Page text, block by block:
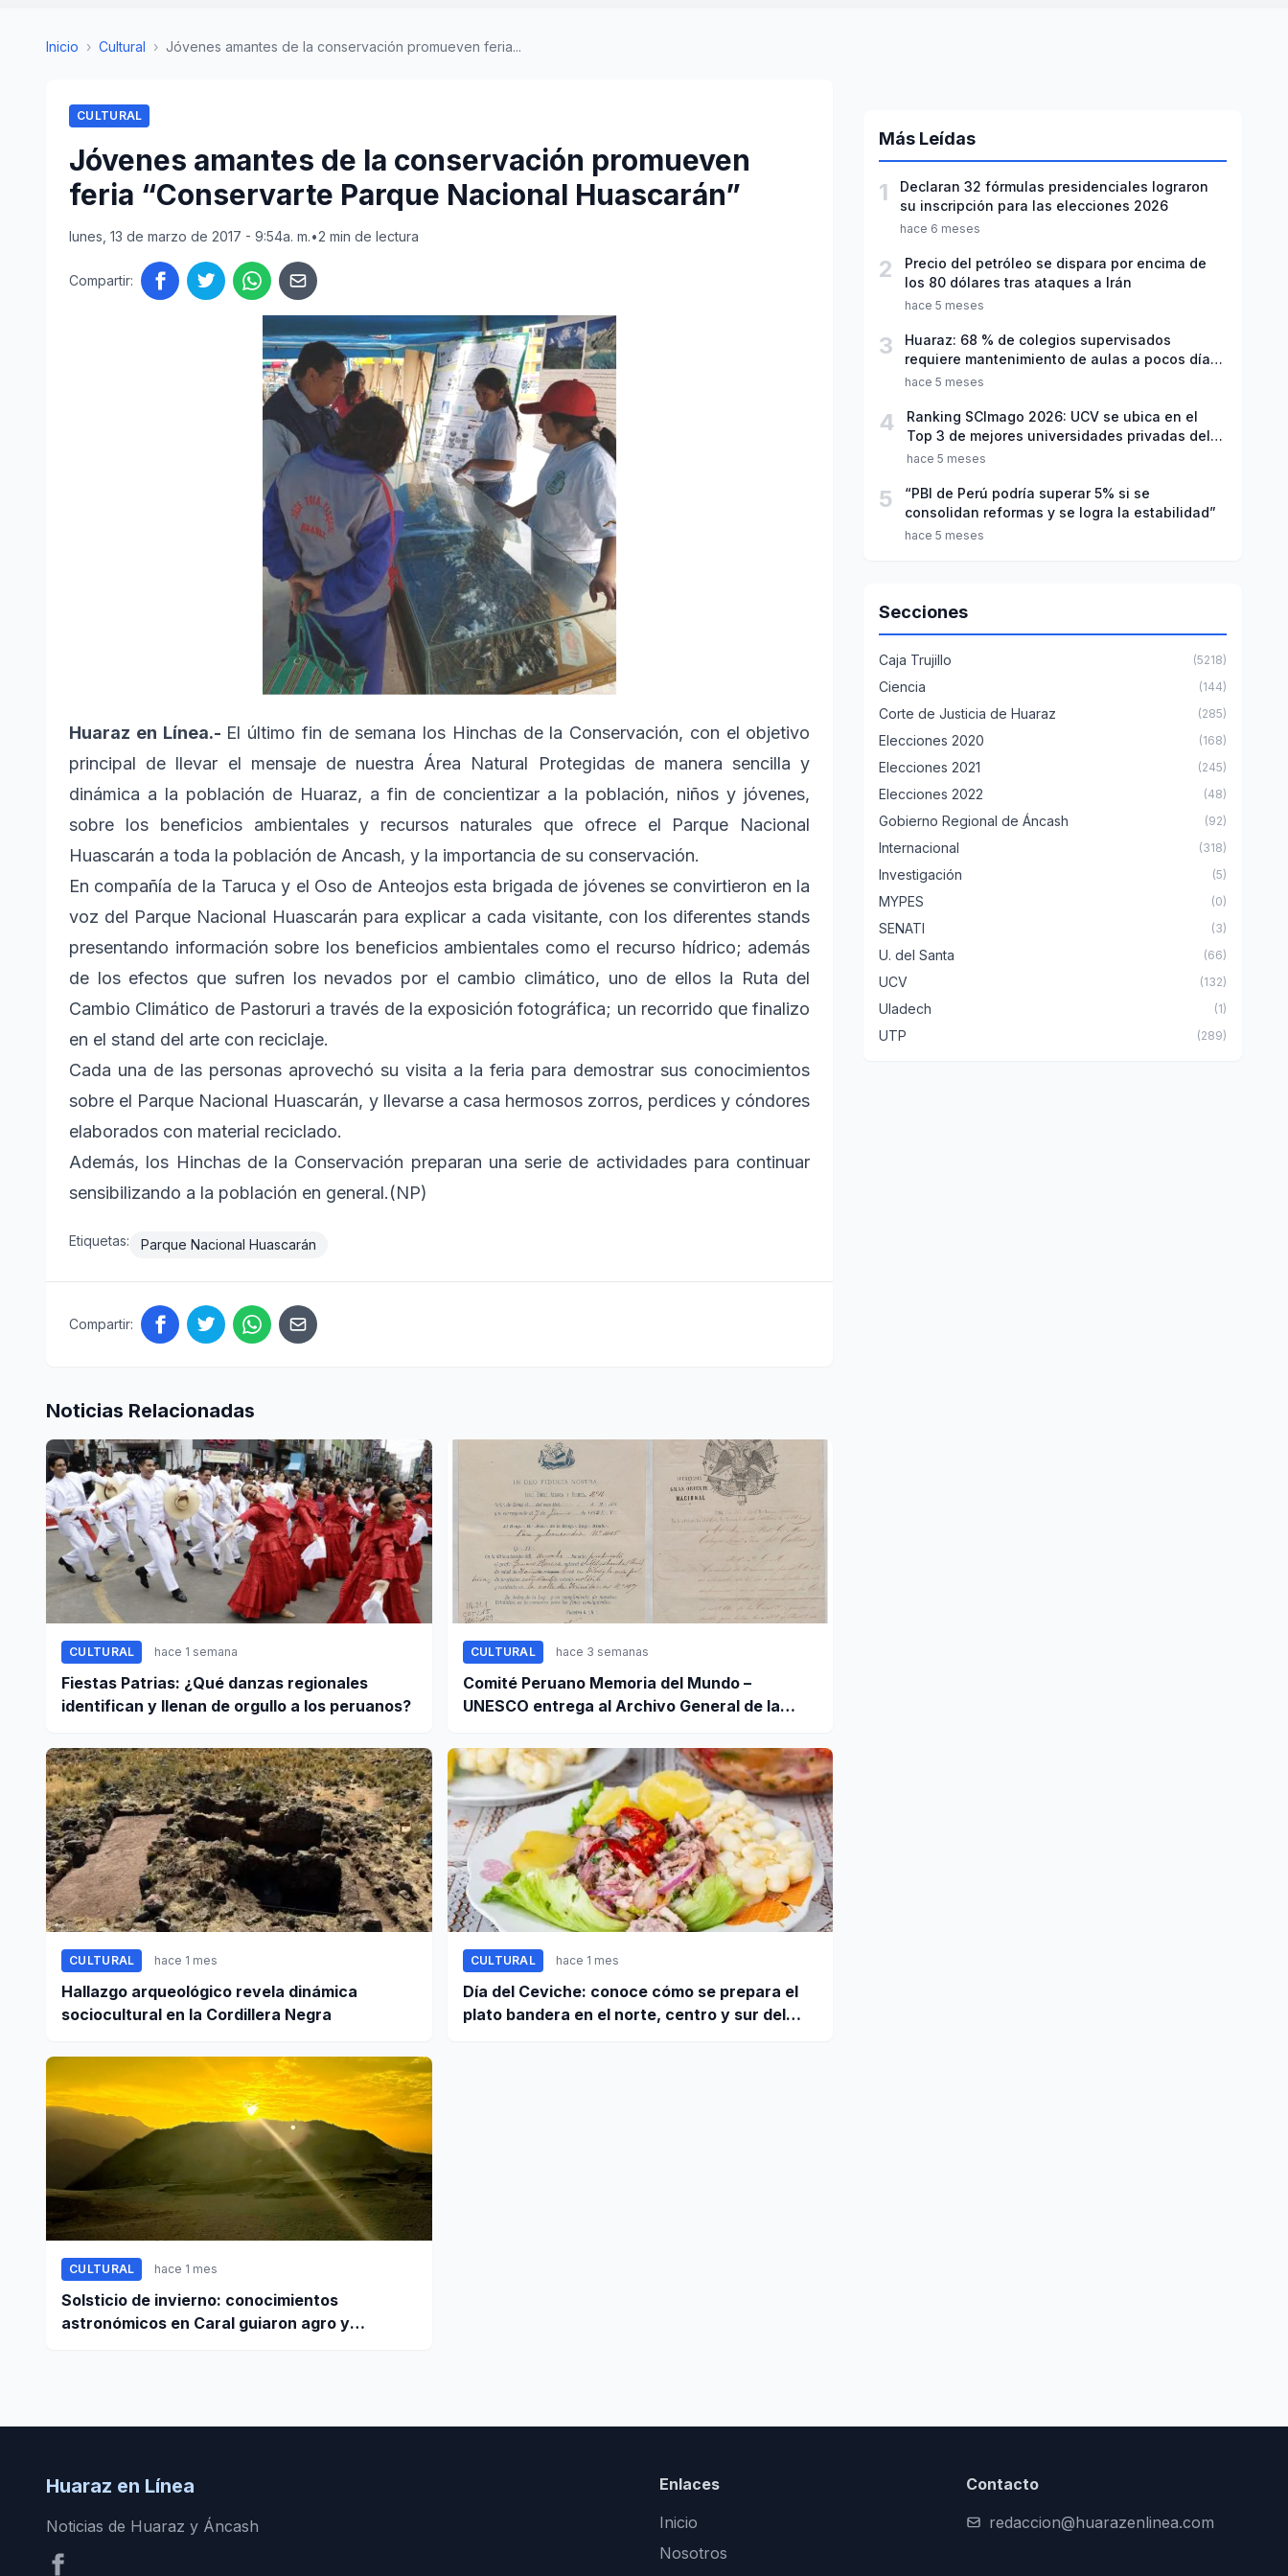
Inicio › Cultural › Jóvenes amantes de la conservación promueven feria...
CULTURAL
Jóvenes amantes de la conservación promueven
feria “Conservarte Parque Nacional Huascarán”
lunes, 13 de marzo de 2017 - 9:54a. m.•2 min de lectura
Compartir:
Huaraz en Línea.- El último fin de semana los Hinchas de la Conservación, con el objetivo
principal de llevar el mensaje de nuestra Área Natural Protegidas de manera sencilla y
dinámica a la población de Huaraz, a fin de concientizar a la población, niños y jóvenes,
sobre los beneficios ambientales y recursos naturales que ofrece el Parque Nacional
Huascarán a toda la población de Ancash, y la importancia de su conservación.
En compañía de la Taruca y el Oso de Anteojos esta brigada de jóvenes se convirtieron en la
voz del Parque Nacional Huascarán para explicar a cada visitante, con los diferentes stands
presentando información sobre los beneficios ambientales como el recurso hídrico; además
de los efectos que sufren los nevados por el cambio climático, uno de ellos la Ruta del
Cambio Climático de Pastoruri a través de la exposición fotográfica; un recorrido que finalizo
en el stand del arte con reciclaje.
Cada una de las personas aprovechó su visita a la feria para demostrar sus conocimientos
sobre el Parque Nacional Huascarán, y llevarse a casa hermosos zorros, perdices y cóndores
elaborados con material reciclado.
Además, los Hinchas de la Conservación preparan una serie de actividades para continuar
sensibilizando a la población en general.(NP)
Etiquetas: Parque Nacional Huascarán
Compartir:
Noticias Relacionadas
CULTURAL hace 1 semana
Fiestas Patrias: ¿Qué danzas regionales
identifican y llenan de orgullo a los peruanos?
CULTURAL hace 3 semanas
Comité Peruano Memoria del Mundo –
UNESCO entrega al Archivo General de la
patrimonios documentales
CULTURAL hace 1 mes
Hallazgo arqueológico revela dinámica
sociocultural en la Cordillera Negra
CULTURAL hace 1 mes
Día del Ceviche: conoce cómo se prepara el
plato bandera en el norte, centro y sur del
CULTURAL hace 1 mes
Solsticio de invierno: conocimientos
astronómicos en Caral guiaron agro y
Más Leídas
1
Declaran 32 fórmulas presidenciales lograron
su inscripción para las elecciones 2026
hace 6 meses
2
Precio del petróleo se dispara por encima de
los 80 dólares tras ataques a Irán
hace 5 meses
3
Huaraz: 68 % de colegios supervisados
requiere mantenimiento de aulas a pocos días
de inicio del año escolar 2026
hace 5 meses
4
Ranking SCImago 2026: UCV se ubica en el
Top 3 de mejores universidades privadas del
Perú
hace 5 meses
5
“PBI de Perú podría superar 5% si se
consolidan reformas y se logra la estabilidad”
hace 5 meses
Secciones
Caja Trujillo (5218)
Ciencia (144)
Corte de Justicia de Huaraz (285)
Elecciones 2020 (168)
Elecciones 2021 (245)
Elecciones 2022 (48)
Gobierno Regional de Áncash (92)
Internacional (318)
Investigación (5)
MYPES (0)
SENATI (3)
U. del Santa (66)
UCV (132)
Uladech (1)
UTP (289)
Huaraz en Línea
Noticias de Huaraz y Áncash
Enlaces
Inicio
Nosotros
Contacto
redaccion@huarazenlinea.com